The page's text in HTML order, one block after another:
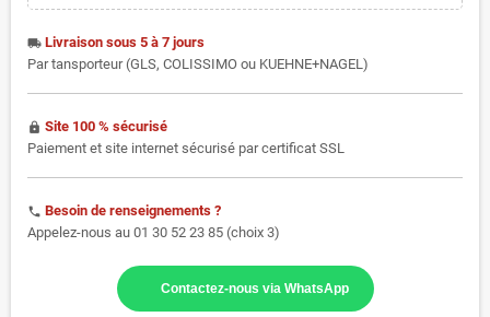
local_shipping Livraison sous 5 à 7 jours
Par tansporteur (GLS, COLISSIMO ou KUEHNE+NAGEL)
https Site 100 % sécurisé
Paiement et site internet sécurisé par certificat SSL
phone Besoin de renseignements ?
Appelez-nous au 01 30 52 23 85 (choix 3)
Contactez-nous via WhatsApp